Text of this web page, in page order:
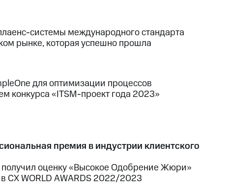
системы международного стандарта
рынке, которая успешно прошла
для оптимизации процессов
конкурса «ITSM-проект года 2023»
премия в индустрии клиентского
оценку «Высокое Одобрение Жюри»
СХ WORLD AWARDS 2022/2023